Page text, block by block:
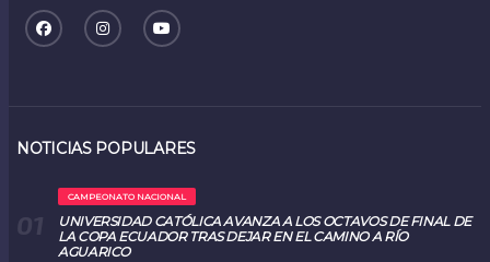
NOTICIAS POPULARES
CAMPEONATO NACIONAL
UNIVERSIDAD CATÓLICA AVANZA A LOS OCTAVOS DE FINAL DE
LA COPA ECUADOR TRAS DEJAR EN EL CAMINO A RÍO
AGUARICO